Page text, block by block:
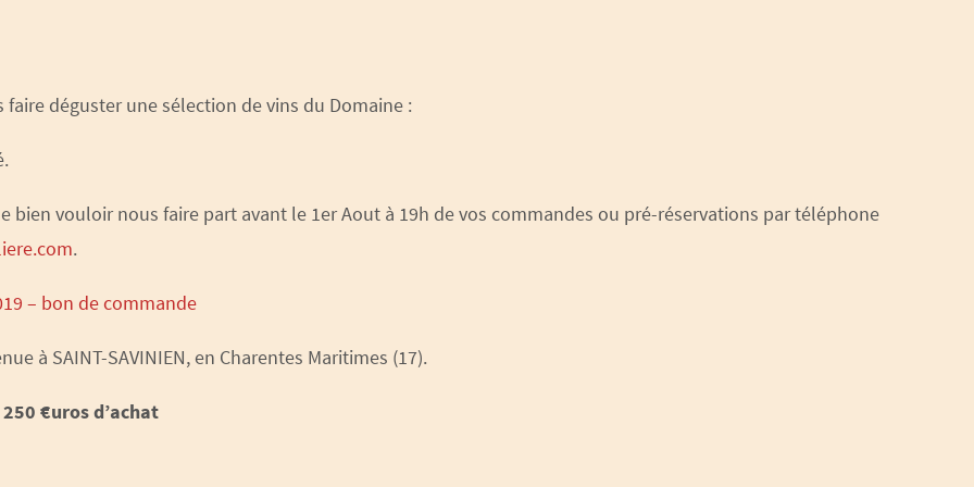
déguster une sélection de vins du Domaine :
bien vouloir nous faire part avant le 1er Aout à 19h de vos commandes ou pré-réservations par téléphone
.
– bon de commande
à SAINT-SAVINIEN, en Charentes Maritimes (17).
€uros d’achat